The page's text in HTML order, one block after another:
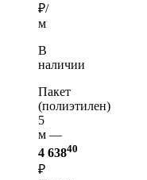
₽/
м
В
наличии
Пакет
(полиэтилен)
5
м —
4 63840
₽